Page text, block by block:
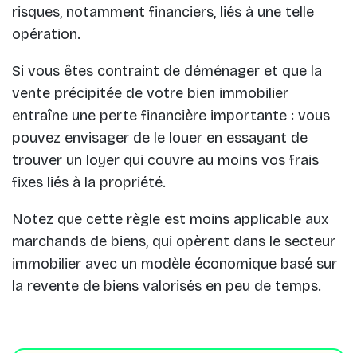
risques, notamment financiers, liés à une telle
opération.
Si vous êtes contraint de déménager et que la
vente précipitée de votre bien immobilier
entraîne une perte financière importante : vous
pouvez envisager de le louer en essayant de
trouver un loyer qui couvre au moins vos frais
fixes liés à la propriété.
Notez que cette règle est moins applicable aux
marchands de biens, qui opèrent dans le secteur
immobilier avec un modèle économique basé sur
la revente de biens valorisés en peu de temps.